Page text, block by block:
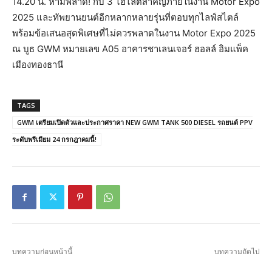
2025 และทัพยานยนต์อีกหลากหลายรุ่นที่ตอบทุกไลฟ์สไตล์
พร้อมข้อเสนอสุดพิเศษที่ไม่ควรพลาดในงาน Motor Expo 2025
ณ บูธ GWM หมายเลข A05 อาคารชาเลนเจอร์ ฮอลล์ อิมแพ็ค
เมืองทองธานี
TAGS
GWM เตรียมเปิดตัวและประกาศราคา NEW GWM TANK 500 DIESEL รถยนต์ PPV
ระดับพรีเมียม 24 กรกฎาคมนี้!
บทความก่อนหน้านี้ บทความถัดไป